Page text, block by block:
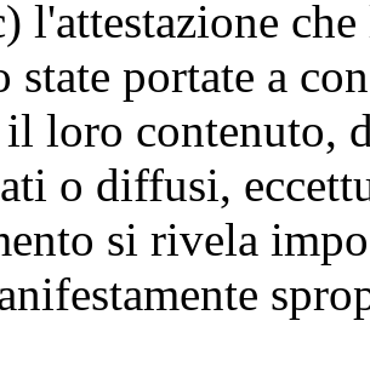
l'attestazione
state portate a
loro contenuto,
o diffusi,
si rivela